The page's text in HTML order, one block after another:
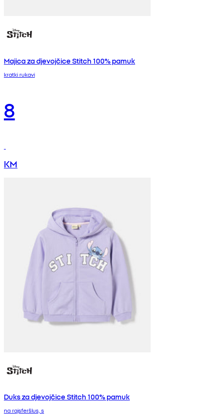
Majica za djevojčice Stitch 100% pamuk
kratki rukavi
8
KM
Duks za djevojčice Stitch 100% pamuk
na rajsferšlus, s